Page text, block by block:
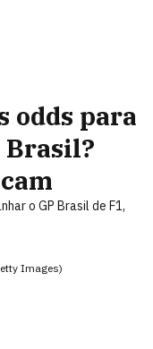
odds para
Brasil?
o GP Brasil de F1,
Images)